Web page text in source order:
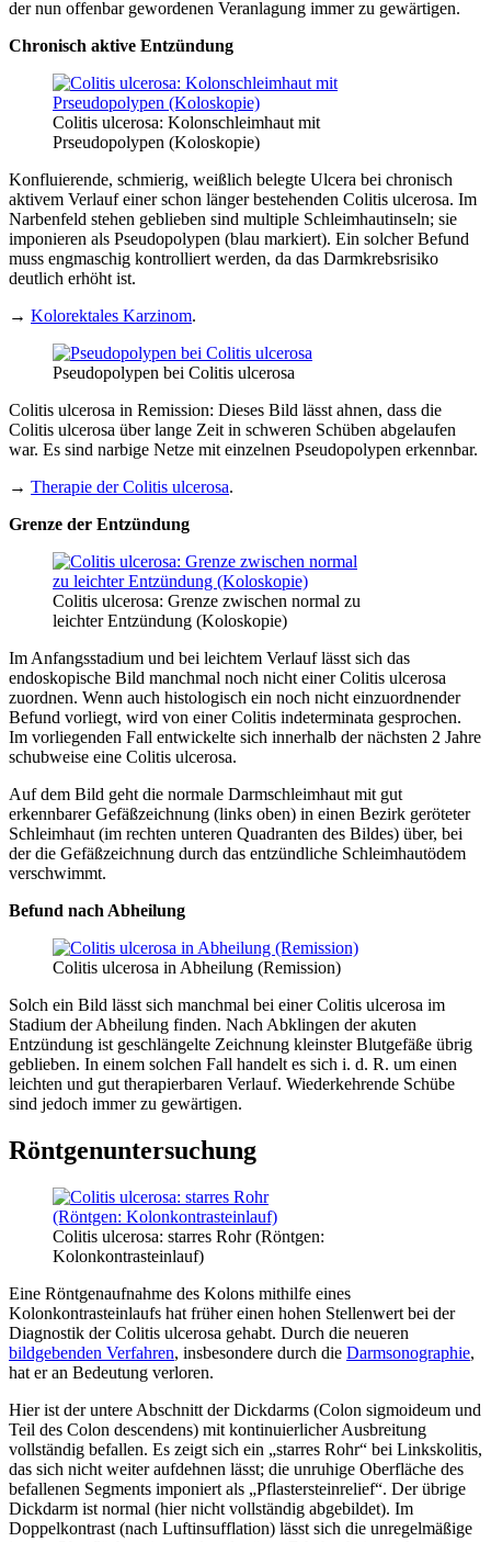
der nun offenbar gewordenen Veranlagung immer zu gewärtigen.
Chronisch aktive Entzündung
Colitis ulcerosa: Kolonschleimhaut mit
Prseudopolypen (Koloskopie)
Konfluierende, schmierig, weißlich belegte Ulcera bei chronisch
aktivem Verlauf einer schon länger bestehenden Colitis ulcerosa. Im
Narbenfeld stehen geblieben sind multiple Schleimhautinseln; sie
imponieren als Pseudopolypen (blau markiert). Ein solcher Befund
muss engmaschig kontrolliert werden, da das Darmkrebsrisiko
deutlich erhöht ist.
→ Kolorektales Karzinom.
Pseudopolypen bei Colitis ulcerosa
Colitis ulcerosa in Remission: Dieses Bild lässt ahnen, dass die
Colitis ulcerosa über lange Zeit in schweren Schüben abgelaufen
war. Es sind narbige Netze mit einzelnen Pseudopolypen erkennbar.
→ Therapie der Colitis ulcerosa.
Grenze der Entzündung
Colitis ulcerosa: Grenze zwischen normal zu
leichter Entzündung (Koloskopie)
Im Anfangsstadium und bei leichtem Verlauf lässt sich das
endoskopische Bild manchmal noch nicht einer Colitis ulcerosa
zuordnen. Wenn auch histologisch ein noch nicht einzuordnender
Befund vorliegt, wird von einer Colitis indeterminata gesprochen.
Im vorliegenden Fall entwickelte sich innerhalb der nächsten 2 Jahre
schubweise eine Colitis ulcerosa.
Auf dem Bild geht die normale Darmschleimhaut mit gut
erkennbarer Gefäßzeichnung (links oben) in einen Bezirk geröteter
Schleimhaut (im rechten unteren Quadranten des Bildes) über, bei
der die Gefäßzeichnung durch das entzündliche Schleimhautödem
verschwimmt.
Befund nach Abheilung
Colitis ulcerosa in Abheilung (Remission)
Solch ein Bild lässt sich manchmal bei einer Colitis ulcerosa im
Stadium der Abheilung finden. Nach Abklingen der akuten
Entzündung ist geschlängelte Zeichnung kleinster Blutgefäße übrig
geblieben. In einem solchen Fall handelt es sich i. d. R. um einen
leichten und gut therapierbaren Verlauf. Wiederkehrende Schübe
sind jedoch immer zu gewärtigen.
Röntgenuntersuchung
Colitis ulcerosa: starres Rohr (Röntgen:
Kolonkontrasteinlauf)
Eine Röntgenaufnahme des Kolons mithilfe eines
Kolonkontrasteinlaufs hat früher einen hohen Stellenwert bei der
Diagnostik der Colitis ulcerosa gehabt. Durch die neueren
bildgebenden Verfahren, insbesondere durch die Darmsonographie,
hat er an Bedeutung verloren.
Hier ist der untere Abschnitt der Dickdarms (Colon sigmoideum und
Teil des Colon descendens) mit kontinuierlicher Ausbreitung
vollständig befallen. Es zeigt sich ein „starres Rohr“ bei Linkskolitis,
das sich nicht weiter aufdehnen lässt; die unruhige Oberfläche des
befallenen Segments imponiert als „Pflastersteinrelief“. Der übrige
Dickdarm ist normal (hier nicht vollständig abgebildet). Im
Doppelkontrast (nach Luftinsufflation) lässt sich die unregelmäßige